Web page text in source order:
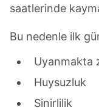
saatlerinde
Bu nedenle ilk
Uyanmakta
Huysuzluk
Sinirlilik